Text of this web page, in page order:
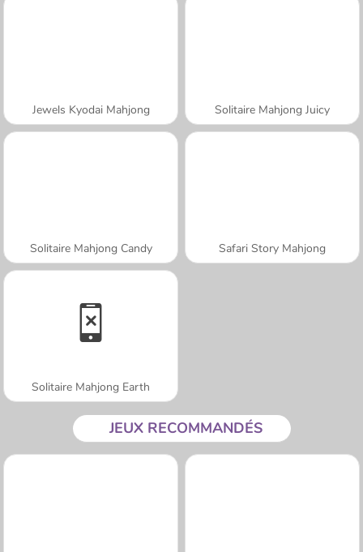
Jewels Kyodai Mahjong Solitaire Mahjong Juicy
Solitaire Mahjong Candy Safari Story Mahjong
Solitaire Mahjong Earth
JEUX RECOMMANDÉS